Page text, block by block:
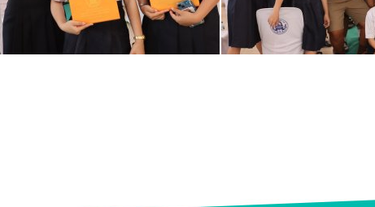
ลุ่มเสี่ยงมีผลการเรียนไม่ผ่าน(o,ร,มส)